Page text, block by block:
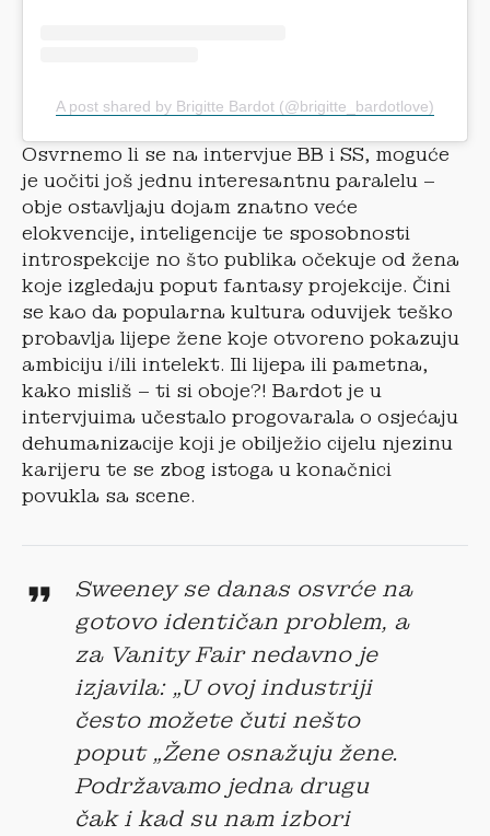
A post shared by Brigitte Bardot (@brigitte_bardotlove)
Osvrnemo li se na intervjue BB i SS, moguće
je uočiti još jednu interesantnu paralelu –
obje ostavljaju dojam znatno veće
elokvencije, inteligencije te sposobnosti
introspekcije no što publika očekuje od žena
koje izgledaju poput fantasy projekcije. Čini
se kao da popularna kultura oduvijek teško
probavlja lijepe žene koje otvoreno pokazuju
ambiciju i/ili intelekt. Ili lijepa ili pametna,
kako misliš – ti si oboje?! Bardot je u
intervjuima učestalo progovarala o osjećaju
dehumanizacije koji je obilježio cijelu njezinu
karijeru te se zbog istoga u konačnici
povukla sa scene.
Sweeney se danas osvrće na
gotovo identičan problem, a
za Vanity Fair nedavno je
izjavila: „U ovoj industriji
često možete čuti nešto
poput „Žene osnažuju žene.
Podržavamo jedna drugu
čak i kad su nam izbori